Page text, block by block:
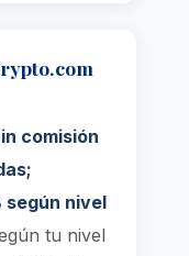
comisión
según nivel
tu nivel